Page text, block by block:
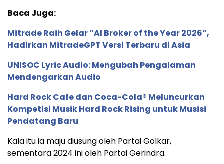
Baca Juga:
Mitrade Raih Gelar “AI Broker of the Year 2026”,
Hadirkan MitradeGPT Versi Terbaru di Asia
UNISOC Lyric Audio: Mengubah Pengalaman
Mendengarkan Audio
Hard Rock Cafe dan Coca-Cola® Meluncurkan
Kompetisi Musik Hard Rock Rising untuk Musisi
Pendatang Baru
Kala itu ia maju diusung oleh Partai Golkar,
sementara 2024 ini oleh Partai Gerindra.